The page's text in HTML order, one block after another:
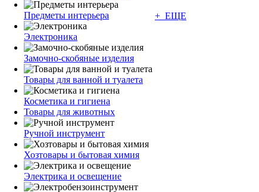
Предметы интерьера
Электроника
Замочно-скобяные изделия
Товары для ванной и туалета
Косметика и гигиена
Товары для животных
Ручной инструмент
Хозтовары и бытовая химия
Электрика и освещение
+ ЕЩЕ